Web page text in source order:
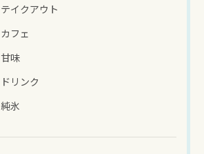
テイクアウト
カフェ
甘味
ドリンク
純氷